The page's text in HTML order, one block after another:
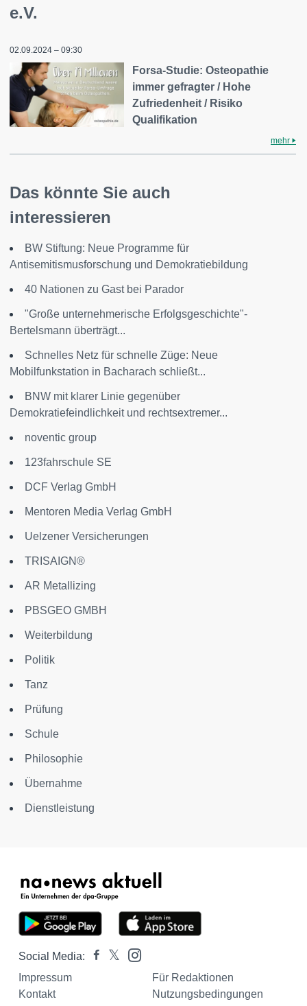
e.V.
02.09.2024 – 09:30
Forsa-Studie: Osteopathie
immer gefragter / Hohe
Zufriedenheit / Risiko
Qualifikation
mehr
Das könnte Sie auch
interessieren
BW Stiftung: Neue Programme für
Antisemitismusforschung und Demokratiebildung
40 Nationen zu Gast bei Parador
"Große unternehmerische Erfolgsgeschichte"-
Bertelsmann überträgt...
Schnelles Netz für schnelle Züge: Neue
Mobilfunkstation in Bacharach schließt...
BNW mit klarer Linie gegenüber
Demokratiefeindlichkeit und rechtsextremer...
noventic group
123fahrschule SE
DCF Verlag GmbH
Mentoren Media Verlag GmbH
Uelzener Versicherungen
TRISAIGN®
AR Metallizing
PBSGEO GMBH
Weiterbildung
Politik
Tanz
Prüfung
Schule
Philosophie
Übernahme
Dienstleistung
Social Media:
Impressum
Für Redaktionen
Kontakt
Nutzungsbedingungen